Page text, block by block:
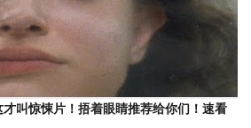
才叫惊悚片！捂着眼睛推荐给你们！速看